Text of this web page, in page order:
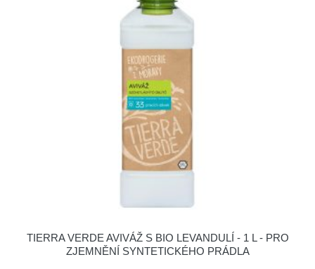
TIERRA VERDE AVIVÁŽ S BIO LEVANDULÍ - 1 L - PRO
ZJEMNĚNÍ SYNTETICKÉHO PRÁDLA